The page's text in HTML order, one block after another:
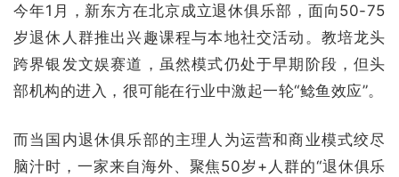
今年1月，新东方在北京成立退休俱乐部，面向50-75
岁退休人群推出兴趣课程与本地社交活动。教培龙头
跨界银发文娱赛道，虽然模式仍处于早期阶段，但头
部机构的进入，很可能在行业中激起一轮“鲶鱼效应”。
而当国内退休俱乐部的主理人为运营和商业模式绞尽
脑汁时，一家来自海外、聚焦50岁+人群的“退休俱乐